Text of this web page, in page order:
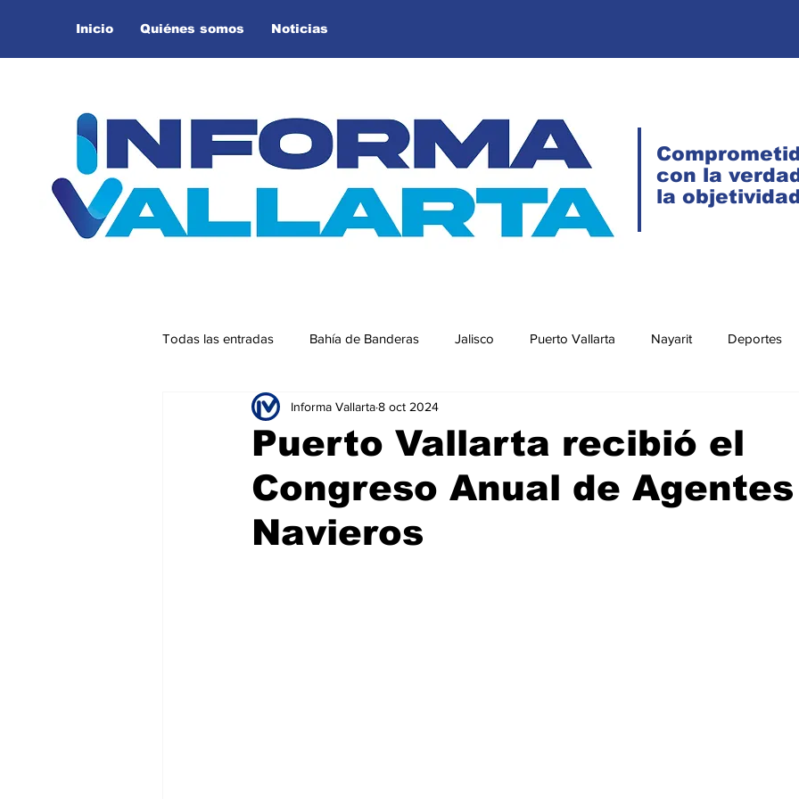
Inicio Quiénes somos Noticias
con la
la
Todas las entradas Bahía de Banderas Jalisco Puerto Vallarta Nayarit Deportes
Educación Seguridad Turismo
Bienes y Raíces Historias de Éxito
Puerto Vallarta recibió el
Congreso Anual de Agentes
Navieros
Informa Vallarta8 oct 2024